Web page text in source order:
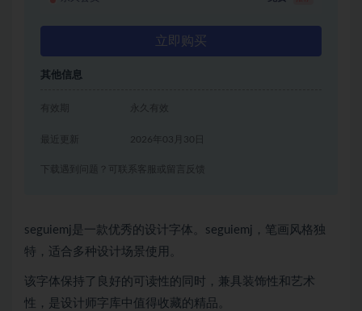
立即购买
其他信息
有效期 永久有效
2026年03月30日
下载遇到问题？可联系客服或留言反馈
seguiemj是一款优秀的设计字体。seguiemj，笔画风格独
特，适合多种设计场景使用。
该字体保持了良好的可读性的同时，兼具装饰性和艺术
性，是设计师字库中值得收藏的精品。